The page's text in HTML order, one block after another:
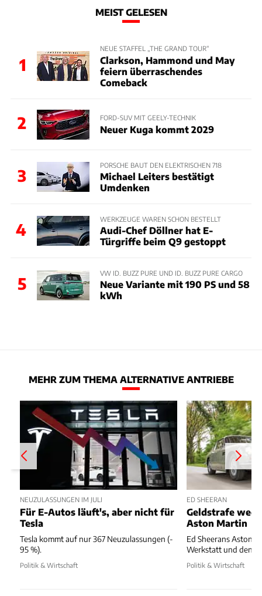
MEIST GELESEN
1
NEUE STAFFEL „THE GRAND TOUR“
Clarkson, Hammond und May
feiern überraschendes
Comeback
2 FORD-SUV MIT GEELY-TECHNIK
Neuer Kuga kommt 2029
3
PORSCHE BAUT DEN ELEKTRISCHEN 718
Michael Leiters bestätigt
Umdenken
4
WERKZEUGE WAREN SCHON BESTELLT
Audi-Chef Döllner hat E-
Türgriffe beim Q9 gestoppt
5
VW ID. BUZZ PURE UND ID. BUZZ PURE CARGO
Neue Variante mit 190 PS und 58
kWh
MEHR ZUM THEMA ALTERNATIVE ANTRIEBE
NEUZULASSUNGEN IM JULI
Für E-Autos läuft's, aber nicht für
Tesla
Tesla kommt auf nur 367 Neuzulassungen (-
95 %).
Politik & Wirtschaft
ED SHEERAN
Geldstrafe
Aston Martin
Ed Sheerans Aston
Werkstatt und
Politik & Wirtschaft